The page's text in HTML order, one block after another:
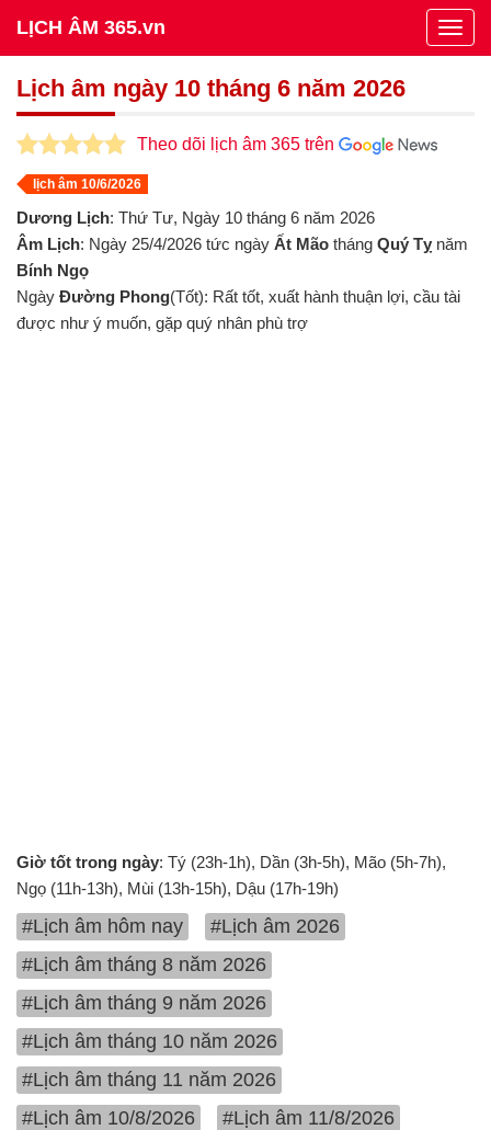
LỊCH ÂM 365.vn
Lịch âm ngày 10 tháng 6 năm 2026
Theo dõi lịch âm 365 trên
lịch âm 10/6/2026
Dương Lịch: Thứ Tư, Ngày 10 tháng 6 năm 2026
Âm Lịch: Ngày 25/4/2026 tức ngày Ất Mão tháng Quý Tỵ năm
Bính Ngọ
Ngày Đường Phong(Tốt): Rất tốt, xuất hành thuận lợi, cầu tài
được như ý muốn, gặp quý nhân phù trợ
Giờ tốt trong ngày: Tý (23h-1h), Dần (3h-5h), Mão (5h-7h),
Ngọ (11h-13h), Mùi (13h-15h), Dậu (17h-19h)
#Lịch âm hôm nay
#Lịch âm 2026
#Lịch âm tháng 8 năm 2026
#Lịch âm tháng 9 năm 2026
#Lịch âm tháng 10 năm 2026
#Lịch âm tháng 11 năm 2026
#Lịch âm 10/8/2026
#Lịch âm 11/8/2026